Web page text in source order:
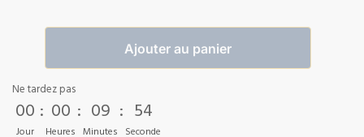
Ajouter au panier
Ne tardez pas
00
Jour
: 00
Heures
: 09
Minutes
: 53
Seconde